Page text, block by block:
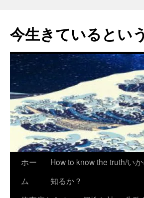
今生きているとい
ホー
ム
How to know the truth/い
知るか？